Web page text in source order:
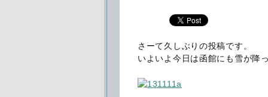
さーて久しぶりの投稿です。
いよいよ今日は函館にも雪が降